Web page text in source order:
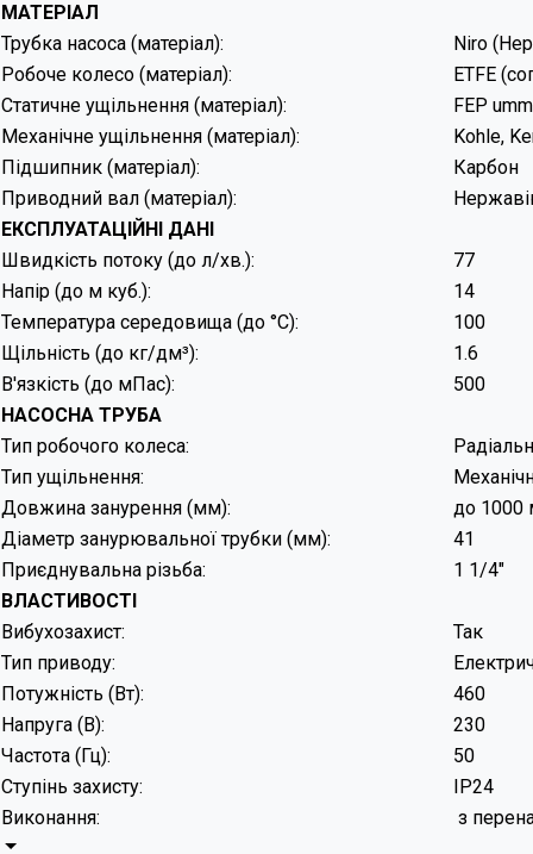
МАТЕРІАЛ
Трубка насоса (матеріал):
Niro
Робоче колесо (матеріал):
ETFE
Статичне ущільнення (матеріал):
FEP
Механічне ущільнення (матеріал):
Kohle,
Підшипник (матеріал):
Карбон
Приводний вал (матеріал):
Швидкість потоку (до л/хв.):
Напір (до м куб.):
Температура середовища (до °C):
Щільність (до кг/дм³):
В'язкість (до мПас):
НАСОСНА ТРУБА
Тип робочого колеса:
Тип ущільнення:
Довжина занурення (мм):
до 1000
Діаметр занурювальної трубки (мм):
41
Приєднувальна різьба:
1 1/4"
ВЛАСТИВОСТІ
Вибухозахист:
Так
Тип приводу:
Потужність (Вт):
460
Напруга (В):
230
Частота (Гц):
50
Ступінь захисту:
IP24
Виконання:
з